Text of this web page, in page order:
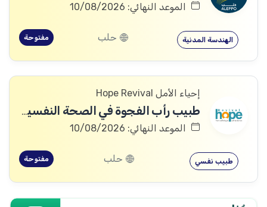
الموعد النهائي: 10/08/2026
الهندسة المدنية حلب مفتوحة
إحياء الأمل Hope Revival
طبيب رأب الفجوة في الصحة النفسية (mhGAP Doctor)
الموعد النهائي: 10/08/2026
طبيب نفسي حلب مفتوحة